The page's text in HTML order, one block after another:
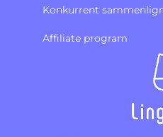
Konkurrent
Affiliate program